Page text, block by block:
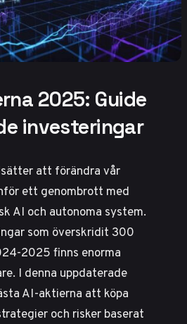
2025: Guide
investeringar
att förändra vår
ett genombrott med
AI och autonoma system.
som överskridit 300
2025 finns enorma
I denna uppdaterade
AI-aktierna att köpa
och risker baserat